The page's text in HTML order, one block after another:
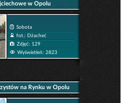
w Opolu
Sobota
fot.: Dżacheć
Zdjęć: 129
Wyświetleń: 2823
na Rynku w Opolu